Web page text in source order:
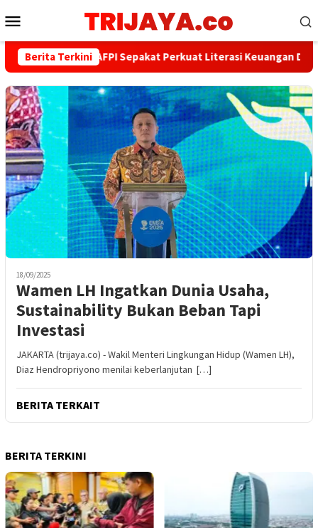
ke
Mobile
Berita Terkini
PWI dan AFPI Sepakat Perkuat Literasi Keuangan Digital
18/09/2025
Wamen LH Ingatkan Dunia Usaha,
Sustainability Bukan Beban Tapi
Investasi
JAKARTA (trijaya.co) - Wakil Menteri Lingkungan Hidup (Wamen LH),
Diaz Hendropriyono menilai keberlanjutan […]
BERITA TERKAIT
BERITA TERKINI